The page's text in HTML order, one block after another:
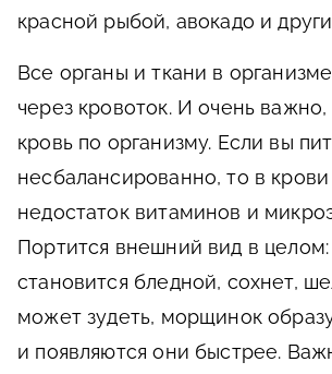
красной рыбой, авокадо и
Все органы и ткани в
через кровоток. И очень важно,
кровь по организму. Если вы
несбалансированно, то в
недостаток витаминов и
Портится внешний вид в
становится бледной, сохнет,
может зудеть, морщинок
и появляются они быстрее.